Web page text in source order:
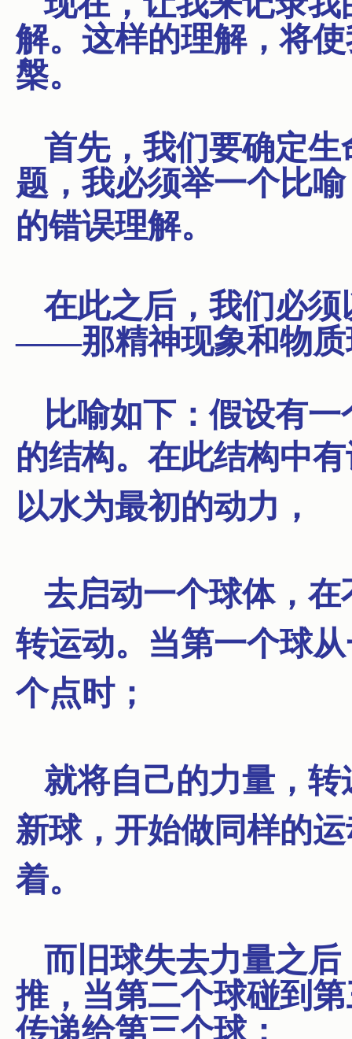
解。这样的理解，将
槃。
首先，我们要确定
题，我必须举一个比
的错误理解。
在此之后，我们必
——那精神现象和物质
比喻如下：假设有
的结构。 在此结构中
以水为最初的动力，
去启动一个球体，
转运动。 当第一个球
个点时；
就将自己的力量，
新球，开始做同样的
着。
而旧球失去力量之
推，当第二个球碰到
传递给第三个球；